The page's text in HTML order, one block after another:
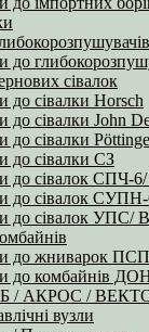
до
сівалок
до сівалки Horsch
до сівалки John
до сівалки
до сівалки СЗ
до сівалок
до сівалок
до сівалок УПС/
до жниварок
до комбайнів
/ АКРОС /
вузли